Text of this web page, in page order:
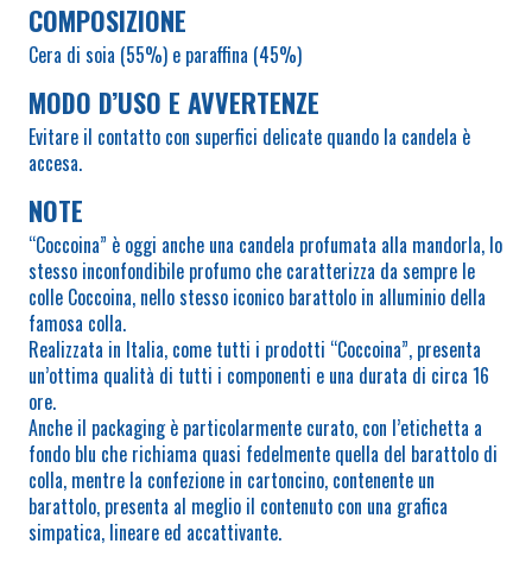
COMPOSIZIONE
Cera di soia (55%) e paraffina (45%)
MODO D’USO E AVVERTENZE
Evitare il contatto con superfici delicate quando la candela è
accesa.
NOTE
“Coccoina” è oggi anche una candela profumata alla mandorla, lo
stesso inconfondibile profumo che caratterizza da sempre le
colle Coccoina, nello stesso iconico barattolo in alluminio della
famosa colla.
Realizzata in Italia, come tutti i prodotti “Coccoina”, presenta
un’ottima qualità di tutti i componenti e una durata di circa 16
ore.
Anche il packaging è particolarmente curato, con l’etichetta a
fondo blu che richiama quasi fedelmente quella del barattolo di
colla, mentre la confezione in cartoncino, contenente un
barattolo, presenta al meglio il contenuto con una grafica
simpatica, lineare ed accattivante.